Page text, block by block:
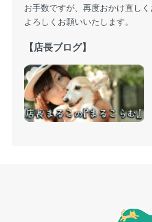
お手数ですが、再度おかけ直し
よろしくお願いいたします。
【店長ブログ】